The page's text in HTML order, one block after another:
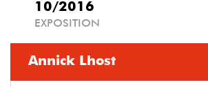
10/2016
EXPOSITION
Annick Lhost